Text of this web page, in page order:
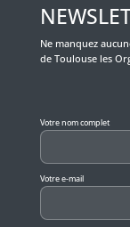
Ne manquez
de Toulouse les
Votre nom complet
Votre e-mail